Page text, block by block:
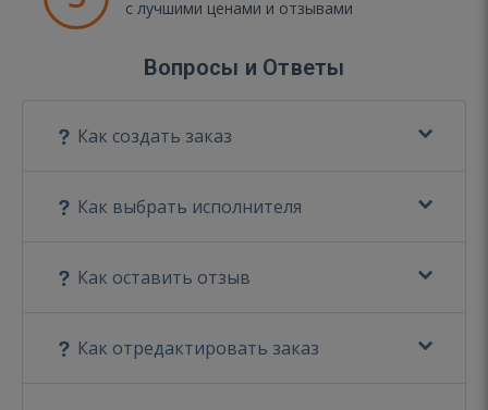
с лучшими ценами и отзывами
Вопросы и Ответы
Как создать заказ
Как выбрать исполнителя
Как оставить отзыв
Как отредактировать заказ